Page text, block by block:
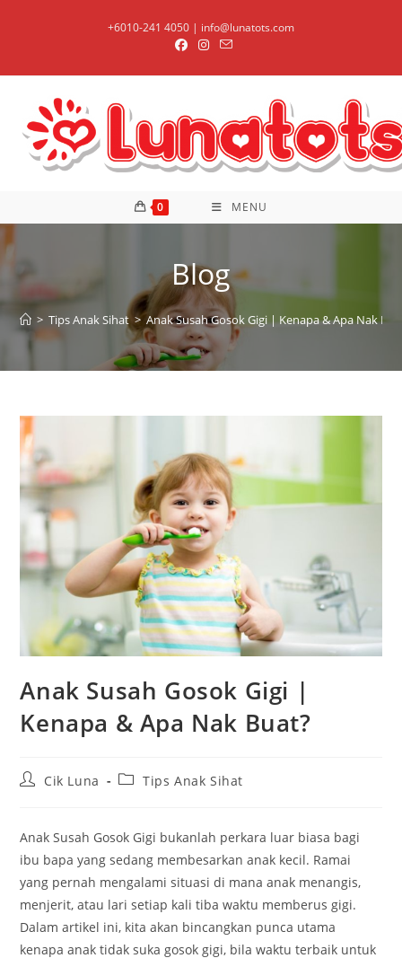
+6010-241 4050 | info@lunatots.com
0 MENU
Blog
> Tips Anak Sihat > Anak Susah Gosok Gigi | Kenapa & Apa Nak
Anak Susah Gosok Gigi |
Kenapa & Apa Nak Buat?
PostCik Luna
PostTips Anak Sihat
Anak Susah Gosok Gigi bukanlah perkara luar biasa bagi
ibu bapa yang sedang membesarkan anak kecil. Ramai
yang pernah mengalami situasi di mana anak menangis,
menjerit, atau lari setiap kali tiba waktu memberus gigi.
Dalam artikel ini, kita akan bincangkan punca utama
kenapa anak tidak suka gosok gigi, bila waktu terbaik untuk